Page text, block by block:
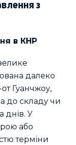
з
в КНР
далеко
Гуанчжоу,
до складу чи
днів. У
або
терміни